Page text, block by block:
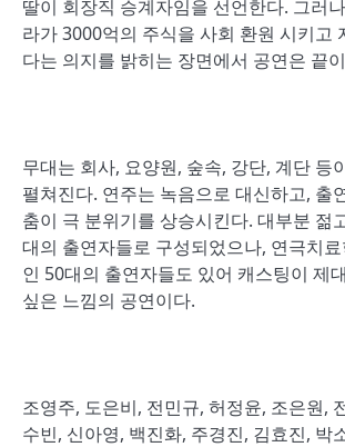
딸이 회장직 승계자임을 선언한다. 그러
라가 3000억의 주식을 사회 환원 시키고
다는 의지를 밝히는 장면에서 공연은 끝
무대는 회사, 요양원, 숲속, 강단, 계단 등
펼쳐진다. 연주는 녹음으로 대신하고, 출
춤이 극 분위기를 상승시킨다. 대부분 젊
대의 출연자들로 구성되었으나, 연극치
인 50대의 출연자들도 있어 캐스팅이 제
싶은 느낌의 공연이다.
조영주, 도은비, 전민규, 허정윤, 조은원,
수빈, 신아영, 백진화, 주경진, 김효진, 박